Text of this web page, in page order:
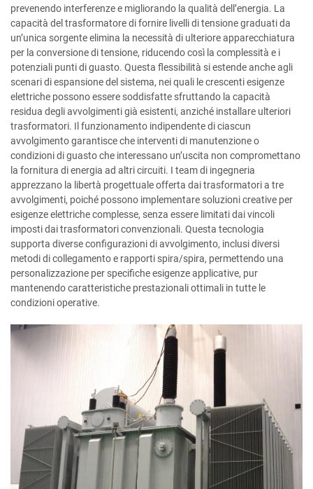
prevenendo interferenze e migliorando la qualità dell’energia. La
capacità del trasformatore di fornire livelli di tensione graduati da
un’unica sorgente elimina la necessità di ulteriore apparecchiatura
per la conversione di tensione, riducendo così la complessità e i
potenziali punti di guasto. Questa flessibilità si estende anche agli
scenari di espansione del sistema, nei quali le crescenti esigenze
elettriche possono essere soddisfatte sfruttando la capacità
residua degli avvolgimenti già esistenti, anziché installare ulteriori
trasformatori. Il funzionamento indipendente di ciascun
avvolgimento garantisce che interventi di manutenzione o
condizioni di guasto che interessano un’uscita non compromettano
la fornitura di energia ad altri circuiti. I team di ingegneria
apprezzano la libertà progettuale offerta dai trasformatori a tre
avvolgimenti, poiché possono implementare soluzioni creative per
esigenze elettriche complesse, senza essere limitati dai vincoli
imposti dai trasformatori convenzionali. Questa tecnologia
supporta diverse configurazioni di avvolgimento, inclusi diversi
metodi di collegamento e rapporti spira/spira, permettendo una
personalizzazione per specifiche esigenze applicative, pur
mantenendo caratteristiche prestazionali ottimali in tutte le
condizioni operative.